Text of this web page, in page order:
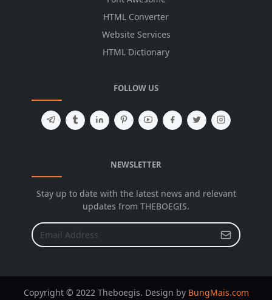
HTML Converter
Website Services
HTML Dictionary
FOLLOW US
NEWSLETTER
Stay up to date with the latest news and relevant
updates from THEBOEGIS.
Copyright © 2022 Theboegis. Design by BungMais.com